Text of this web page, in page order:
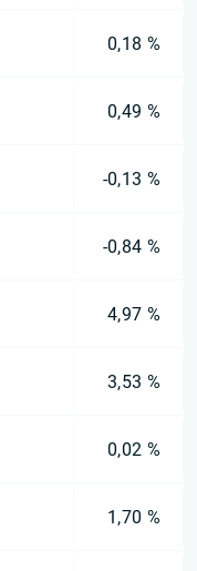
0,18 %
0,49 %
-0,13 %
-0,84 %
4,97 %
3,53 %
0,02 %
1,70 %